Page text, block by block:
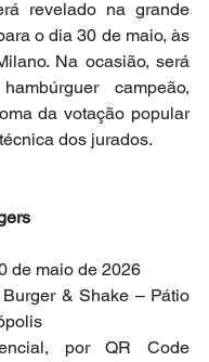
revelado na grande
o dia 30 de maio, às
Na ocasião, será
campeão,
da votação popular
dos jurados.
de maio de 2026
& Shake – Pátio
por QR Code